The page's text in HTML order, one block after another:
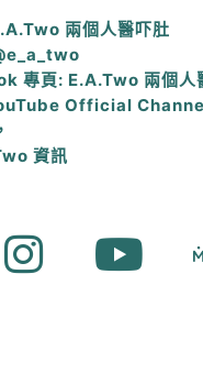
兩個人醫吓肚
專頁: E.A.Two 兩個人
Official
資訊